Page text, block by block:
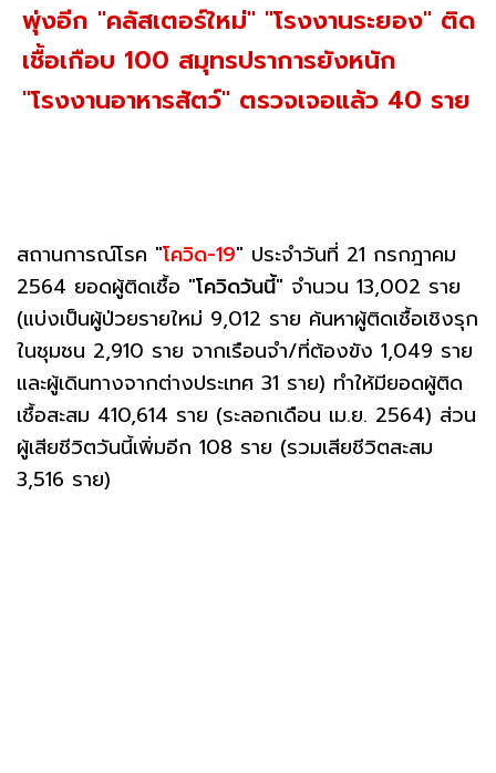
พุ่งอีก "คลัสเตอร์ใหม่" "โรงงานระยอง" ติด
เชื้อเกือบ 100 สมุทรปราการยังหนัก
"โรงงานอาหารสัตว์" ตรวจเจอแล้ว 40 ราย
สถานการณ์โรค "โควิด-19" ประจำวันที่ 21 กรกฎาคม
2564 ยอดผู้ติดเชื้อ "โควิดวันนี้" จำนวน 13,002 ราย
(แบ่งเป็นผู้ป่วยรายใหม่ 9,012 ราย ค้นหาผู้ติดเชื้อเชิงรุก
ในชุมชน 2,910 ราย จากเรือนจำ/ที่ต้องขัง 1,049 ราย
และผู้เดินทางจากต่างประเทศ 31 ราย) ทำให้มียอดผู้ติด
เชื้อสะสม 410,614 ราย (ระลอกเดือน เม.ย. 2564) ส่วน
ผู้เสียชีวิตวันนี้เพิ่มอีก 108 ราย (รวมเสียชีวิตสะสม
3,516 ราย)